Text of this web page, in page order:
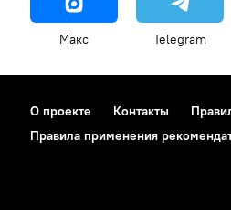
Макс Telegram
О проекте Контакты
Правила применения